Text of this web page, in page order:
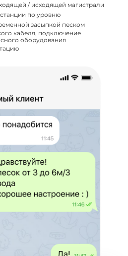
/ исходящей магистрали
по уровню
засыпкой песком
кабеля, подключение
оборудования